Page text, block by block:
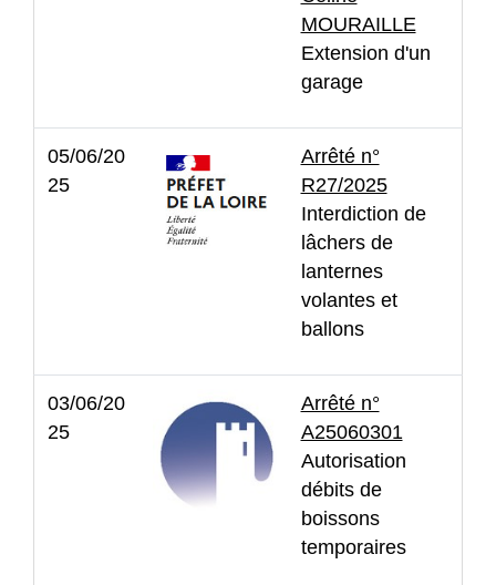
MOURAILLE
Extension d'un
garage
05/06/20
25
Arrêté n°
R27/2025
Interdiction de
lâchers de
lanternes
volantes et
ballons
03/06/20
25
Arrêté n°
A25060301
Autorisation
débits de
boissons
temporaires